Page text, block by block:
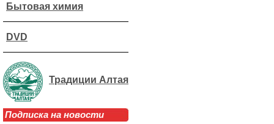
Бытовая химия
DVD
Традиции Алтая
Подписка на новости